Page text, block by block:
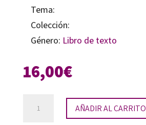
Tema:
Colección:
Género: Libro de texto
16,00€
Superfícies,
AÑADIR AL CARRITO